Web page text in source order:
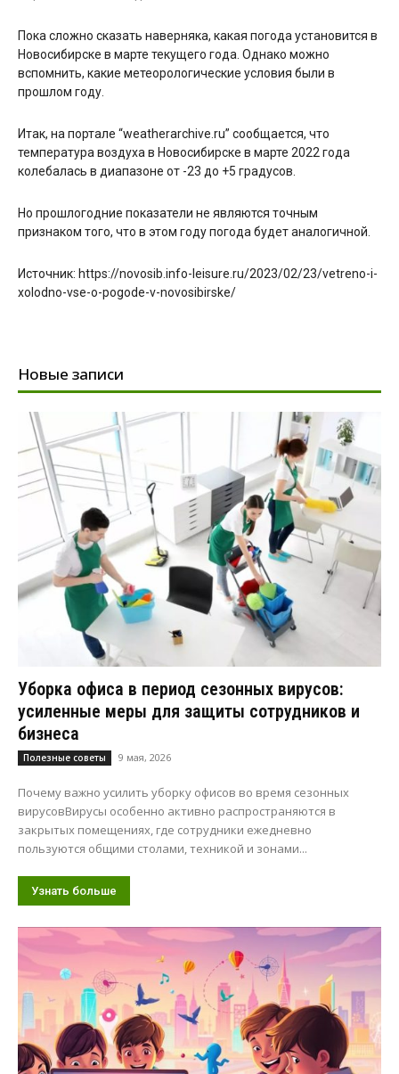
Пока сложно сказать наверняка, какая погода установится в
Новосибирске в марте текущего года. Однако можно
вспомнить, какие метеорологические условия были в
прошлом году.
Итак, на портале “weatherarchive.ru” сообщается, что
температура воздуха в Новосибирске в марте 2022 года
колебалась в диапазоне от -23 до +5 градусов.
Но прошлогодние показатели не являются точным
признаком того, что в этом году погода будет аналогичной.
Источник: https://novosib.info-leisure.ru/2023/02/23/vetreno-i-
xolodno-vse-o-pogode-v-novosibirske/
Новые записи
Уборка офиса в период сезонных вирусов:
усиленные меры для защиты сотрудников и
бизнеса
Полезные советы 9 мая, 2026
Почему важно усилить уборку офисов во время сезонных
вирусовВирусы особенно активно распространяются в
закрытых помещениях, где сотрудники ежедневно
пользуются общими столами, техникой и зонами...
Узнать больше